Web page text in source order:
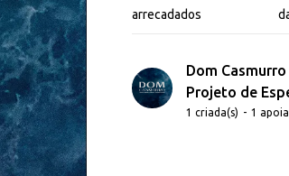
arrecadados
Dom Casmurro
Projeto de
1 criada(s) - 1